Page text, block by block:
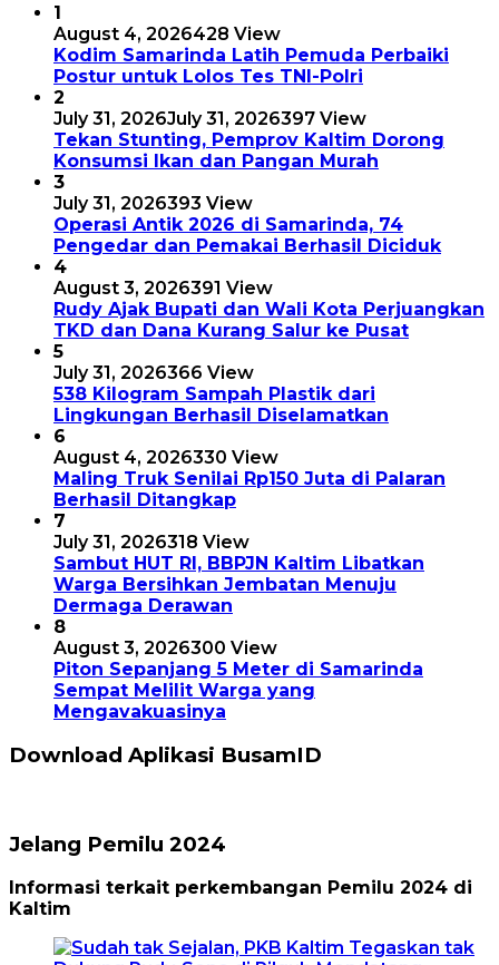
1
August 4, 2026428 View
Kodim Samarinda Latih Pemuda Perbaiki
Postur untuk Lolos Tes TNI-Polri
2
July 31, 2026July 31, 2026397 View
Tekan Stunting, Pemprov Kaltim Dorong
Konsumsi Ikan dan Pangan Murah
3
July 31, 2026393 View
Operasi Antik 2026 di Samarinda, 74
Pengedar dan Pemakai Berhasil Diciduk
4
August 3, 2026391 View
Rudy Ajak Bupati dan Wali Kota Perjuangkan
TKD dan Dana Kurang Salur ke Pusat
5
July 31, 2026366 View
538 Kilogram Sampah Plastik dari
Lingkungan Berhasil Diselamatkan
6
August 4, 2026330 View
Maling Truk Senilai Rp150 Juta di Palaran
Berhasil Ditangkap
7
July 31, 2026318 View
Sambut HUT RI, BBPJN Kaltim Libatkan
Warga Bersihkan Jembatan Menuju
Dermaga Derawan
8
August 3, 2026300 View
Piton Sepanjang 5 Meter di Samarinda
Sempat Melilit Warga yang
Mengavakuasinya
Download Aplikasi BusamID
Jelang Pemilu 2024
Informasi terkait perkembangan Pemilu 2024 di
Kaltim